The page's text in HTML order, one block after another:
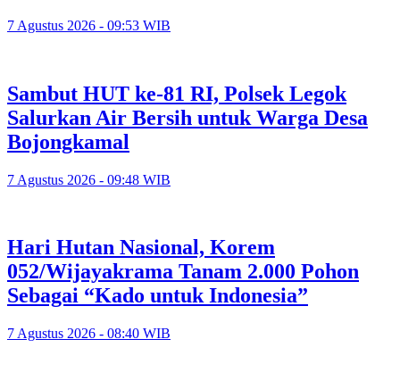
7 Agustus 2026 - 09:53 WIB
Sambut HUT ke-81 RI, Polsek Legok
Salurkan Air Bersih untuk Warga Desa
Bojongkamal
7 Agustus 2026 - 09:48 WIB
Hari Hutan Nasional, Korem
052/Wijayakrama Tanam 2.000 Pohon
Sebagai “Kado untuk Indonesia”
7 Agustus 2026 - 08:40 WIB